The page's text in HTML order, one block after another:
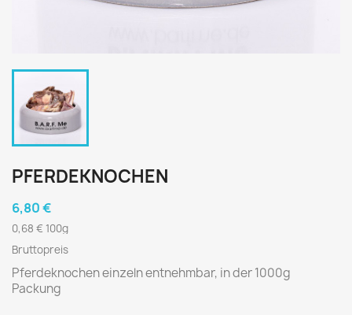
PFERDEKNOCHEN
6,80 €
0,68 € 100g
Bruttopreis
Pferdeknochen einzeln entnehmbar, in der 1000g
Packung